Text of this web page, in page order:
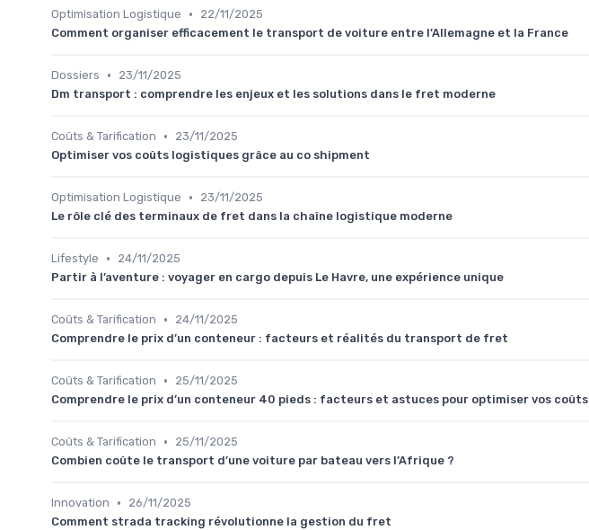
Optimisation Logistique •
22/11/2025
Comment organiser efficacement le transport de voiture entre l’Allemagne et la France
Dossiers •
23/11/2025
Dm transport : comprendre les enjeux et les solutions dans le fret moderne
Coûts & Tarification •
23/11/2025
Optimiser vos coûts logistiques grâce au co shipment
Optimisation Logistique •
23/11/2025
Le rôle clé des terminaux de fret dans la chaîne logistique moderne
Lifestyle •
24/11/2025
Partir à l’aventure : voyager en cargo depuis Le Havre, une expérience unique
Coûts & Tarification •
24/11/2025
Comprendre le prix d’un conteneur : facteurs et réalités du transport de fret
Coûts & Tarification •
25/11/2025
Comprendre le prix d’un conteneur 40 pieds : facteurs et astuces pour optimiser vos coûts
Coûts & Tarification •
25/11/2025
Combien coûte le transport d’une voiture par bateau vers l’Afrique ?
Innovation •
26/11/2025
Comment strada tracking révolutionne la gestion du fret